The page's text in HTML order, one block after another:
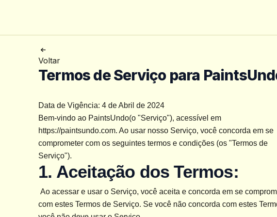
Voltar
Termos de Serviço para
Data de Vigência: 4 de Abril de 2024
Bem-vindo ao PaintsUndo(o "Serviço"), acessível em
https://paintsundo.com. Ao usar nosso Serviço, você concorda em se
comprometer com os seguintes termos e condições (os "Termos de
Serviço").
1. Aceitação dos Termos:
com estes Termos de Serviço. Se você não concorda com estes